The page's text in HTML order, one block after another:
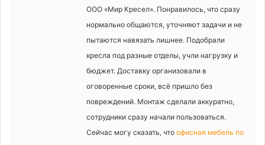
ООО «Мир Кресел». Понравилось, что сразу
нормально общаются, уточняют задачи и не
пытаются навязать лишнее. Подобрали
кресла под разные отделы, учли нагрузку и
бюджет. Доставку организовали в
оговоренные сроки, всё пришло без
повреждений. Монтаж сделали аккуратно,
сотрудники сразу начали пользоваться.
Сейчас могу сказать, что офисная мебель по